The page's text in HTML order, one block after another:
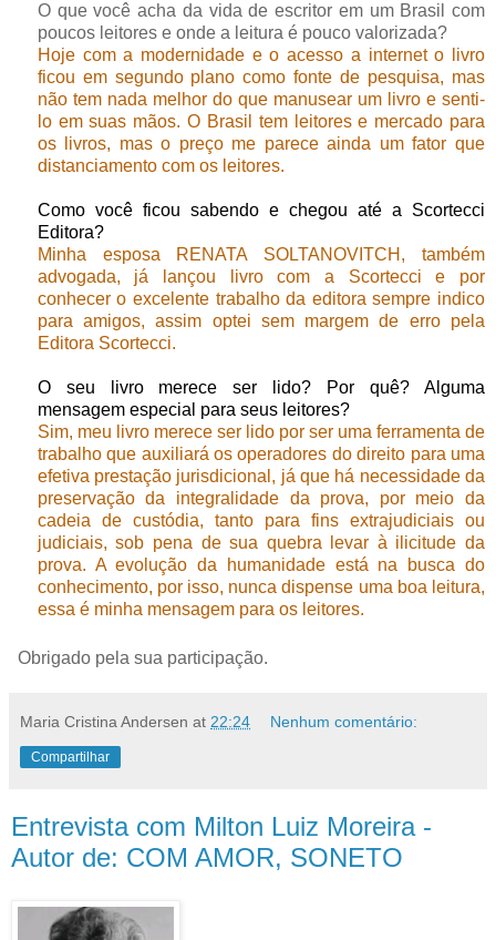
O que você acha da vida de escritor em um Brasil com
poucos leitores e onde a leitura é pouco valorizada?
Hoje com a modernidade e o acesso a internet o livro
ficou em segundo plano como fonte de pesquisa, mas
não tem nada melhor do que manusear um livro e senti-
lo em suas mãos. O Brasil tem leitores e mercado para
os livros, mas o preço me parece ainda um fator que
distanciamento com os leitores.
Como você ficou sabendo e chegou até a Scortecci
Editora?
Minha esposa RENATA SOLTANOVITCH, também
advogada, já lançou livro com a Scortecci e por
conhecer o excelente trabalho da editora sempre indico
para amigos, assim optei sem margem de erro pela
Editora Scortecci.
O seu livro merece ser lido? Por quê? Alguma
mensagem especial para seus leitores?
Sim, meu livro merece ser lido por ser uma ferramenta de
trabalho que auxiliará os operadores do direito para uma
efetiva prestação jurisdicional, já que há necessidade da
preservação da integralidade da prova, por meio da
cadeia de custódia, tanto para fins extrajudiciais ou
judiciais, sob pena de sua quebra levar à ilicitude da
prova. A evolução da humanidade está na busca do
conhecimento, por isso, nunca dispense uma boa leitura,
essa é minha mensagem para os leitores.
Obrigado pela sua participação.
Maria Cristina Andersen at 22:24 Nenhum comentário:
Compartilhar
Entrevista com Milton Luiz Moreira -
Autor de: COM AMOR, SONETO